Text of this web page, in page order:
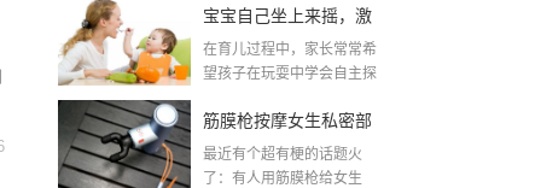
宝宝自己坐上来摇，激
发孩子自主探索的乐趣
在育儿过程中，家长常常希
望孩子在玩耍中学会自主探
筋膜枪按摩女生私密部
位？这波操作太有创意
最近有个超有梗的话题火
了：有人用筋膜枪给女生